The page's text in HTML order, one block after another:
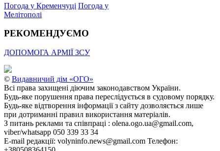
Погода у Кременчуці Погода у
Мелітополі
РЕКОМЕНДУЄМО
ДОПОМОГА АРМІЇ ЗСУ
© Видавничий дім «ОГО»
Всі права захищені діючим законодавством України.
Будь-яке порушення права переслідується в судовому порядку.
Будь-яке відтворення інформації з сайту дозволяється лише
при дотриманні правил використання матеріалів.
З питань реклами та співпраці : olena.ogo.ua@gmail.com,
viber/whatsapp 050 339 33 34
E-mail редакції: volyninfo.news@gmail.com Телефон: